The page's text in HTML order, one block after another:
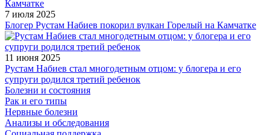
7 июля 2025
Блогер Рустам Набиев покорил вулкан Горелый на Камчатке
11 июня 2025
Рустам Набиев стал многодетным отцом: у блогера и его
супруги родился третий ребенок
Болезни и состояния
Рак и его типы
Нервные болезни
Анализы и обследования